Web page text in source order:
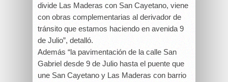
divide Las Maderas con San Cayetano, viene
con obras complementarias al derivador de
tránsito que estamos haciendo en avenida 9
de Julio”, detalló.
Además “la pavimentación de la calle San
Gabriel desde 9 de Julio hasta el puente que
une San Cayetano y Las Maderas con barrio